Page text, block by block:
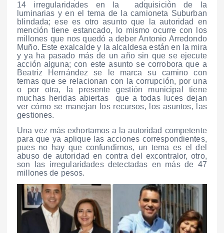
14 irregularidades en la adquisición de la
luminarias y en el tema de la camioneta Suburban
blindada; ese es otro asunto que la autoridad en
mención tiene estancado, lo mismo ocurre con los
millones que nos quedó a deber Antonio Arredondo
Muño. Este exalcalde y la alcaldesa están en la mira
y ya ha pasado más de un año sin que se ejecute
acción alguna; con este asunto se corrobora que a
Beatriz Hernández se le marca su camino con
temas que se relacionan con la corrupción, por una
o por otra, la presente gestión municipal tiene
muchas heridas abiertas que a todas luces dejan
ver cómo se manejan los recursos, los asuntos, las
gestiones.
Una vez más exhortamos a la autoridad competente
para que ya aplique las acciones correspondientes,
pues no hay que confundirnos, un tema es el del
abuso de autoridad en contra del excontralor, otro,
son las irregularidades detectadas en más de 47
millones de pesos.